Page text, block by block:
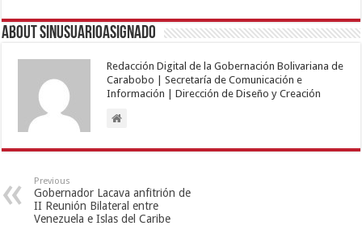
About sinusuarioasignado
Redacción Digital de la Gobernación Bolivariana de
Carabobo | Secretaría de Comunicación e
Información | Dirección de Diseño y Creación
Previous
Gobernador Lacava anfitrión de
II Reunión Bilateral entre
Venezuela e Islas del Caribe